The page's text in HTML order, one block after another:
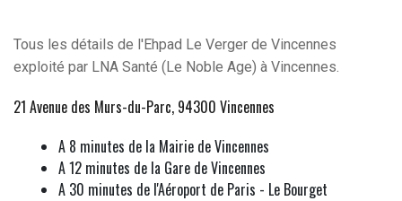
Tous les détails de l'Ehpad Le Verger de Vincennes
exploité par LNA Santé (Le Noble Age) à Vincennes.
21 Avenue des Murs-du-Parc, 94300 Vincennes
A 8 minutes de la Mairie de Vincennes
A 12 minutes de la Gare de Vincennes
A 30 minutes de l'Aéroport de Paris - Le Bourget